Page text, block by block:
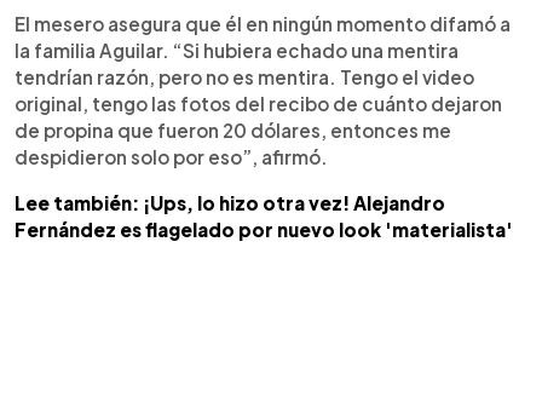
El mesero asegura que él en ningún momento difamó a
la familia Aguilar. “Si hubiera echado una mentira
tendrían razón, pero no es mentira. Tengo el video
original, tengo las fotos del recibo de cuánto dejaron
de propina que fueron 20 dólares, entonces me
despidieron solo por eso”, afirmó.
Lee también: ¡Ups, lo hizo otra vez! Alejandro
Fernández es flagelado por nuevo look 'materialista'